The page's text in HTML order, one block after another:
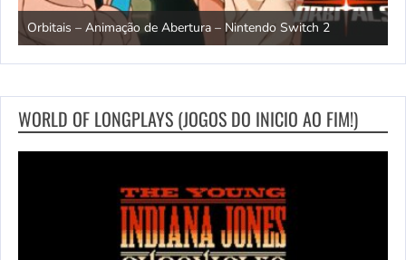
Orbitais – Animação de Abertura – Nintendo Switch 2
WORLD OF LONGPLAYS (JOGOS DO INICIO AO FIM!)